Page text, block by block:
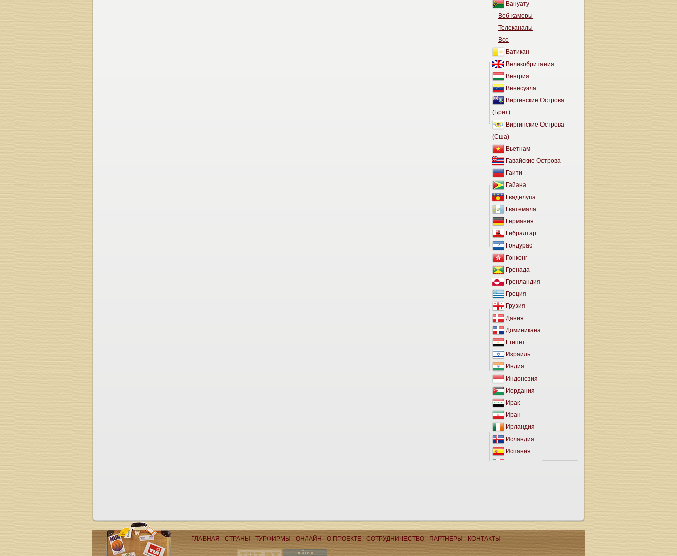
Вануату
Веб-камеры
Телеканалы
Все
Ватикан
Великобритания
Венгрия
Венесуэла
Виргинские Острова
(Брит)
Виргинские Острова
(Сша)
Вьетнам
Гавайские Острова
Гаити
Гайана
Гваделупа
Гватемала
Германия
Гибралтар
Гондурас
Гонконг
Гренада
Гренландия
Греция
Грузия
Дания
Доминикана
Египет
Израиль
Индия
Индонезия
Иордания
Ирак
Иран
Ирландия
Исландия
Испания
Камбоджа
Канада
Канарские Острова
ГЛАВНАЯ СТРАНЫ ТУРФИРМЫ ОНЛАЙН О ПРОЕКТЕ CОТРУДНИЧЕСТВО ПАРТНЕРЫ КОНТАКТЫ